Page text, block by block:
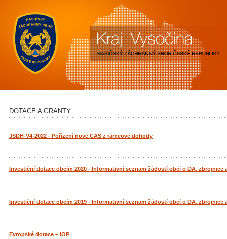
DOTACE A GRANTY
JSDH-V4-2022 - Pořízení nové CAS z rámcové dohody
Investiční dotace obcím 2020 - Informativní seznam žádostí obcí o DA, zbrojnice
Investiční dotace obcím 2019 - Informativní seznam žádostí obcí o DA, zbrojnice
Evropské dotace – IOP